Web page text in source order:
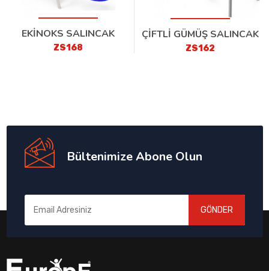
EKİNOKS SALINCAK
ZS168
ÇİFTLİ GÜMÜŞ SALINCAK
ZS162
Bültenimize Abone Olun
GÖNDER